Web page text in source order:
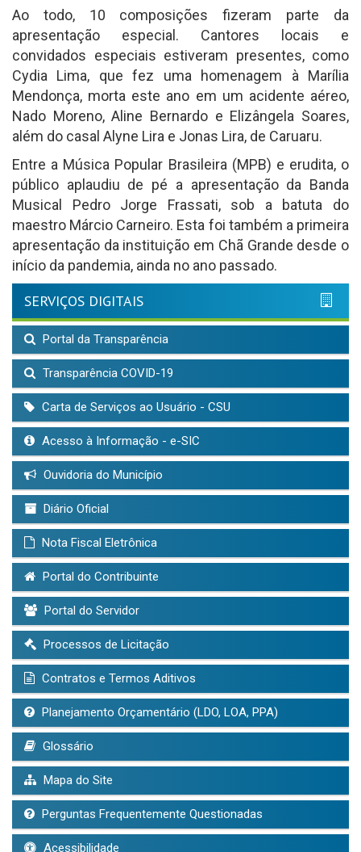
Ao todo, 10 composições fizeram parte da
apresentação especial. Cantores locais e
convidados especiais estiveram presentes, como
Cydia Lima, que fez uma homenagem à Marília
Mendonça, morta este ano em um acidente aéreo,
Nado Moreno, Aline Bernardo e Elizângela Soares,
além do casal Alyne Lira e Jonas Lira, de Caruaru.
Entre a Música Popular Brasileira (MPB) e erudita, o
público aplaudiu de pé a apresentação da Banda
Musical Pedro Jorge Frassati, sob a batuta do
maestro Márcio Carneiro. Esta foi também a primeira
apresentação da instituição em Chã Grande desde o
início da pandemia, ainda no ano passado.
SERVIÇOS DIGITAIS
Portal da Transparência
Transparência COVID-19
Carta de Serviços ao Usuário - CSU
Acesso à Informação - e-SIC
Ouvidoria do Município
Diário Oficial
Nota Fiscal Eletrônica
Portal do Contribuinte
Portal do Servidor
Processos de Licitação
Contratos e Termos Aditivos
Planejamento Orçamentário (LDO, LOA, PPA)
Glossário
Mapa do Site
Perguntas Frequentemente Questionadas
Acessibilidade